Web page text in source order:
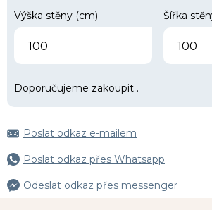
Výška stěny (cm) Šířka
Doporučujeme zakoupit .
Poslat odkaz e-mailem
Poslat odkaz přes Whatsapp
Odeslat odkaz přes messenger